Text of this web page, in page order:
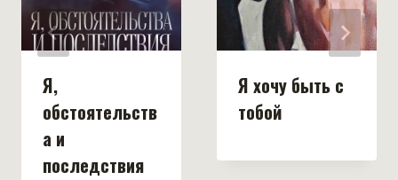
Я,
обстоятельств
а и
последствия
Я хочу быть с
тобой